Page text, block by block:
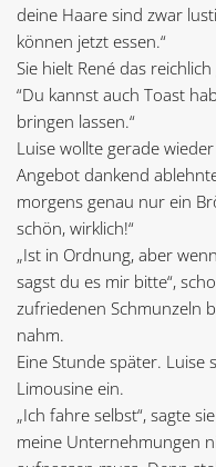
deine Haare sind zwar
können jetzt essen.“
Sie hielt René das
“Du kannst auch Toast
bringen lassen.“
Luise wollte gerade
Angebot dankend
morgens genau nur ein
schön, wirklich!“
„Ist in Ordnung, aber
sagst du es mir bitte“,
zufriedenen Schmunzeln
nahm.
Eine Stunde später.
Limousine ein.
„Ich fahre selbst“, sagte
meine Unternehmungen